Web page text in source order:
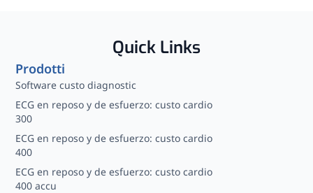
Quick Links
Prodotti
Software custo diagnostic
ECG en reposo y de esfuerzo: custo cardio
300
ECG en reposo y de esfuerzo: custo cardio
400
ECG en reposo y de esfuerzo: custo cardio
400 accu